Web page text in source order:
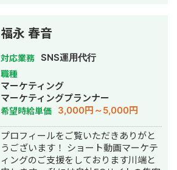
ャンネル 0人→3,600人 他映像制作会
社にて多数 お気軽にお問い合わせくだ
さい。
するだけではなく、お客様の売り上げ
やKPIに繋がるよう設計、企画立案を行
う部分から入らせていただいておりま
す。 SNS運用の人材リソースが不足し
ている企業様や、SNS周りでお困の企
業様など、お気軽にお声がけ頂けます
と幸いです。 会社PR動画の撮影、映像
も可能です。 業務は丁寧・迅速・柔軟
な対応を心掛けています。 どうぞよろ
しくお願いいたします！
福永 春音
対応業務 SNS運用代行
職種
マーケティング
マーケティングプランナー
希望時給単価 3,000円～5,000円
プロフィールをご覧いただきありがと
うございます！ ショート動画マーケテ
ィングのご支援をしております川端と